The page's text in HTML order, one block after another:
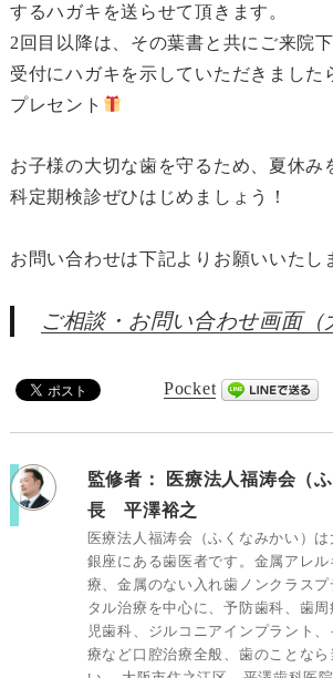
するハガキを送らせて頂きます。
2回目以降は、その葉書と共にご来院下
受付にハガキを示していただきました
プレセント
お子様の大切な歯を守るため、夏休み
科定期検診ぜひはじめましょう！
お問い合わせは下記よりお願いいたし
ご相談・お問い合わせ画面（
Pocket
監修者：
医療法人福涛会（
長 平澤裕之
医療法人福涛会（ふくなみかい）
銀座にある歯医者です。金属アレ
療、金属のない入れ歯ノンクラス
タル治療を中心に、予防歯科、歯
児歯科、ジルコニアインプラント
療など口腔治療全般、歯のことな